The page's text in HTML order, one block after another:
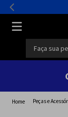
Peças e